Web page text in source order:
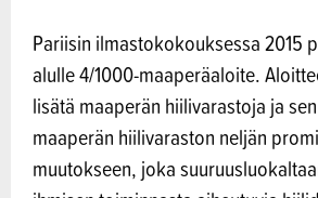
Pariisin ilmastokokouksessa 2015
alulle 4/1000-maaperäaloite.
lisätä maaperän hiilivarastoja ja
maaperän hiilivaraston neljän
muutokseen, joka